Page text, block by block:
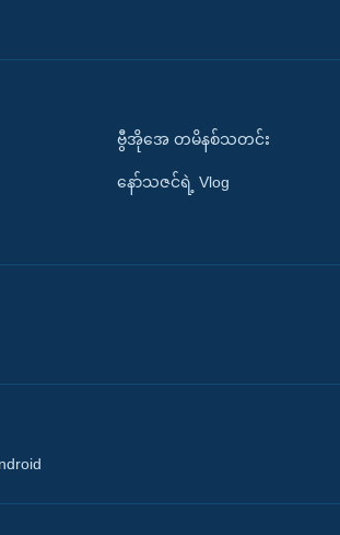
ဗွီအိုအေ တမိနစ်သတင်း
နော်သဇင်ရဲ့ Vlog